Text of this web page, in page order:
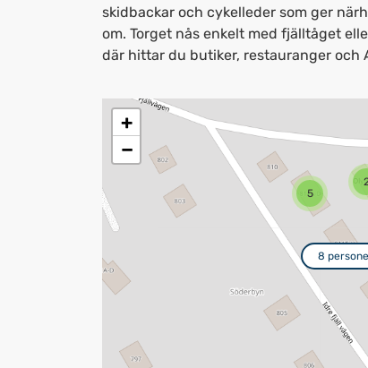
skidbackar och cykelleder som ger
om. Torget nås enkelt med fjälltåget
där hittar du butiker, restauranger och
5
8
+
−